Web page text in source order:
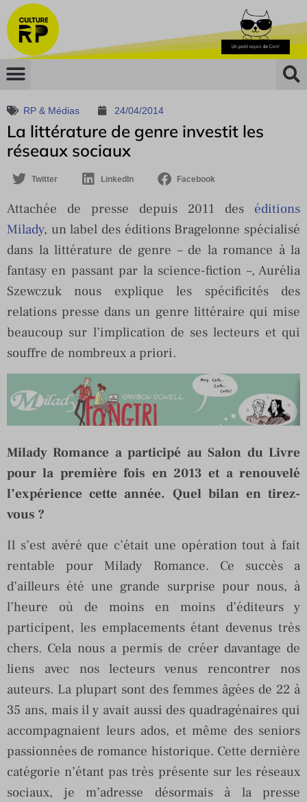
RP & Médias 24/04/2014
La littérature de genre investit les
réseaux sociaux
Twitter LinkedIn Facebook
Attachée de presse depuis 2011 des éditions
Milady, un label des éditions Bragelonne spécialisé
dans la littérature de genre – de la romance à la
fantasy en passant par la science-fiction –, Aurélia
Szewczuk nous explique les spécificités des
relations presse dans un genre littéraire qui mise
beaucoup sur l’implication de ses lecteurs et qui
souffre de nombreux a priori.
Milady Romance a participé au Salon du Livre
pour la première fois en 2013 et a renouvelé
l’expérience cette année. Quel bilan en tirez-
vous ?
Il s’est avéré que c’était une opération tout à fait
rentable pour Milady Romance. Ce succès a
d’ailleurs été une grande surprise pour nous, à
l’heure où de moins en moins d’éditeurs y
participent, les emplacements étant devenus très
chers. Cela nous a permis de créer davantage de
liens avec nos lecteurs venus rencontrer nos
auteurs. La plupart sont des femmes âgées de 22 à
35 ans, mais il y avait aussi des quadragénaires qui
accompagnaient leurs ados, et même des seniors
passionnées de romance historique. Cette dernière
catégorie n’étant pas très présente sur les réseaux
sociaux, je m’adresse désormais à la presse